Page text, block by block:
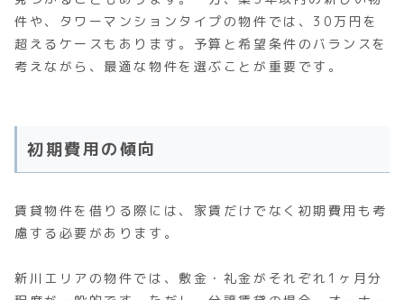
件や、タワーマンションタイプの物件では、30万円を
超えるケースもあります。予算と希望条件のバランスを
考えながら、最適な物件を選ぶことが重要です。
初期費用の傾向
賃貸物件を借りる際には、家賃だけでなく初期費用も考
慮する必要があります。
新川エリアの物件では、敷金・礼金がそれぞれ1ヶ月分